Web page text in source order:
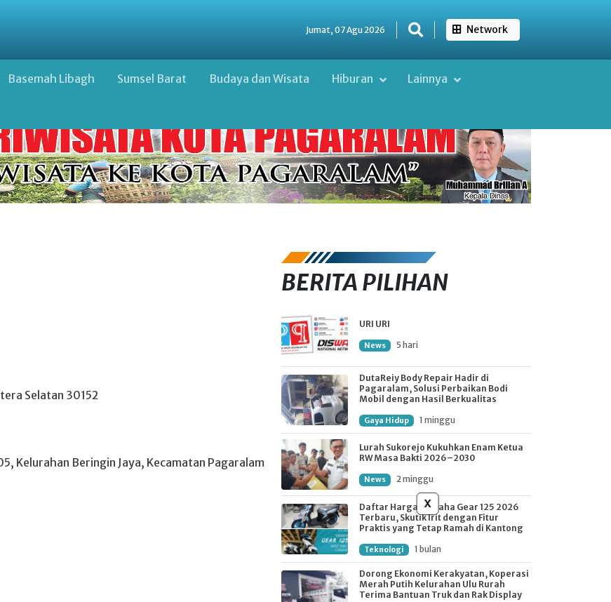
Jumat, 07 Agu 2026 Network
Basemah Libagh Sumsel Barat Budaya dan Wisata Hiburan Lainnya
Selatan 30152
Kelurahan Beringin Jaya, Kecamatan Pagaralam
BERITA PILIHAN
URI URI
News 5 hari
DutaReiy Body Repair Hadir di
Pagaralam, Solusi Perbaikan Bodi
Mobil dengan Hasil Berkualitas
Gaya Hidup 1 minggu
Lurah Sukorejo Kukuhkan Enam Ketua
RW Masa Bakti 2026–2030
News 2 minggu
Daftar Harga Yamaha Gear 125 2026
Terbaru, Skutik Irit dengan Fitur
Praktis yang Tetap Ramah di Kantong
Teknologi 1 bulan
Dorong Ekonomi Kerakyatan, Koperasi
Merah Putih Kelurahan Ulu Rurah
Terima Bantuan Truk dan Rak Display
x